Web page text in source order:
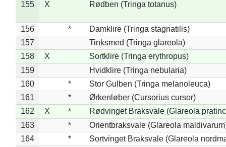
155
X Rødben (Tringa totanus)
156 *
Damklire (Tringa stagnatilis)
157
Tinksmed (Tringa glareola)
158
X
Sortklire (Tringa erythropus)
159
Hvidklire (Tringa nebularia)
160
*
Stor Gulben (Tringa melanoleuca)
161
*
Ørkenløber (Cursorius cursor)
162
X *
Rødvinget Braksvale (Glareola
163
*
Orientbraksvale (Glareola
164
*
Sortvinget Braksvale (Glareola